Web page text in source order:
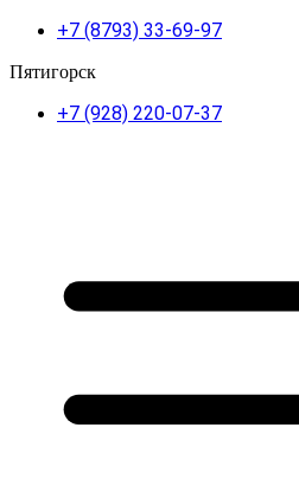
+7 (8793) 33-69-97
Пятигорск
+7 (928) 220-07-37